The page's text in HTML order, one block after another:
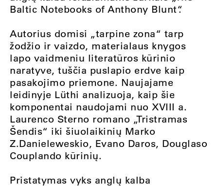
Baltic Notebooks of Anthony Blunt“.
Autorius domisi „tarpine zona“ tarp
žodžio ir vaizdo, materialaus knygos
lapo vaidmeniu literatūros kūrinio
naratyve, tuščia puslapio erdve kaip
pasakojimo priemone. Naujajame
leidinyje Lüthi analizuoja, kaip šie
komponentai naudojami nuo XVIII a.
Laurenco Sterno romano „Tristramas
Šendis“ iki šiuolaikinių Marko
Z.Danieleweskio, Evano Daros, Douglaso
Couplando kūrinių.
Pristatymas vyks anglų kalba